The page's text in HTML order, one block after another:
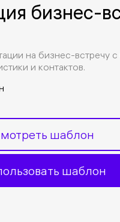
бизнес-
на бизнес-встречу
и контактов.
шаблон
шаблон